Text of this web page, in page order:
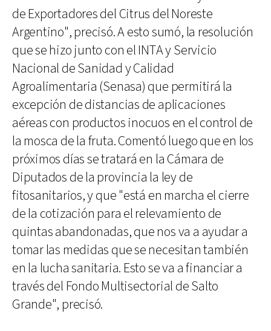
de Exportadores del Citrus del Noreste
Argentino", precisó. A esto sumó, la resolución
que se hizo junto con el INTA y Servicio
Nacional de Sanidad y Calidad
Agroalimentaria (Senasa) que permitirá la
excepción de distancias de aplicaciones
aéreas con productos inocuos en el control de
la mosca de la fruta. Comentó luego que en los
próximos días se tratará en la Cámara de
Diputados de la provincia la ley de
fitosanitarios, y que "está en marcha el cierre
de la cotización para el relevamiento de
quintas abandonadas, que nos va a ayudar a
tomar las medidas que se necesitan también
en la lucha sanitaria. Esto se va a financiar a
través del Fondo Multisectorial de Salto
Grande", precisó.